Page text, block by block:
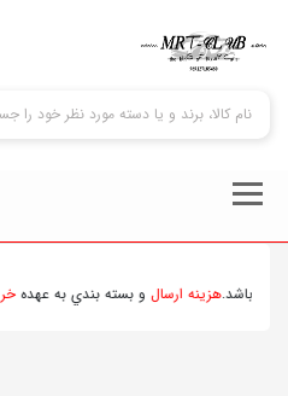
باشد.هزينه ارسالو بسته بندي به عهدهخريدار